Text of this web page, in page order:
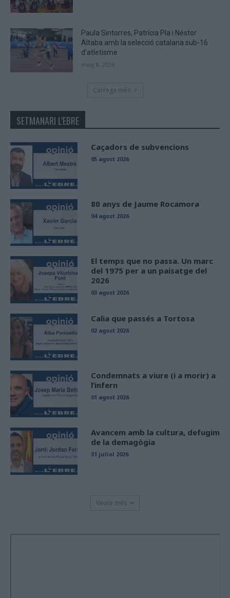
Paula Sintorres, Patrícia Pla i Néstor
Altaba amb la selecció catalana sub-16
d’atletisme
maig 8, 2026
Carrega més
SETMANARI L'EBRE
Caçadors de subvencions
05 agost 2026
80 anys de Jaume Rocamora
04 agost 2026
El temps que no passa. Un marc
del 1975 per a un paisatge del
2026
03 agost 2026
Calia que passés a Tortosa
02 agost 2026
Condemnats a viure (i a morir) a
l’infern
01 agost 2026
Avancem amb la cultura, defugim
de la demagògia
31 juliol 2026
Veure més